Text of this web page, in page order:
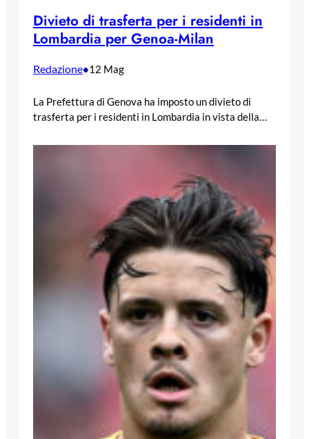
Divieto di trasferta per i residenti in
Lombardia per Genoa-Milan
Redazione•12 Mag
La Prefettura di Genova ha imposto un divieto di
trasferta per i residenti in Lombardia in vista della…